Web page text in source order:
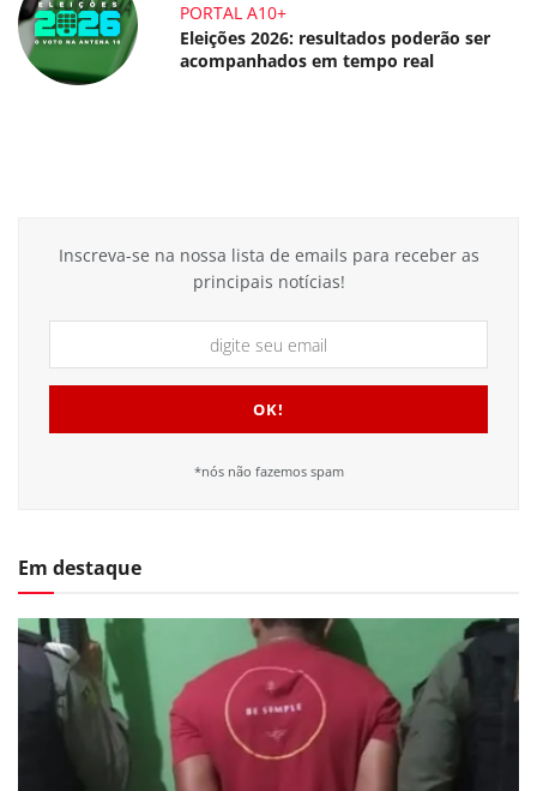
PORTAL A10+
Eleições 2026: resultados poderão ser
acompanhados em tempo real
Inscreva-se na nossa lista de emails para receber as
principais notícias!
*nós não fazemos spam
Em destaque